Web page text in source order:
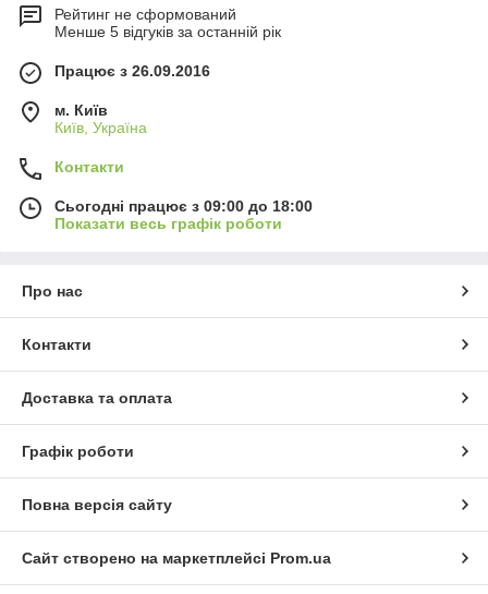
Рейтинг не сформований
Менше 5 відгуків за останній рік
Працює з 26.09.2016
м. Київ
Київ, Україна
Контакти
Сьогодні працює з 09:00 до 18:00
Показати весь графік роботи
Про нас
Контакти
Доставка та оплата
Графік роботи
Повна версія сайту
Сайт створено на маркетплейсі Prom.ua